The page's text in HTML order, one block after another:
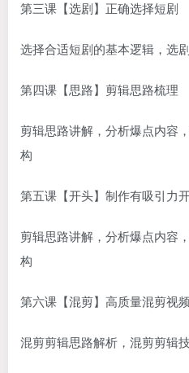
第三课【选剧】正确选择短剧
选择合适短剧的基本逻辑，选
第四课【思路】剪辑思路梳理
剪辑思路讲解，分析爆点内容
构
第五课【开头】制作有吸引力
剪辑思路讲解，分析爆点内容
构
第六课【混剪】高质量混剪视频
混剪剪辑思路解析，混剪剪辑